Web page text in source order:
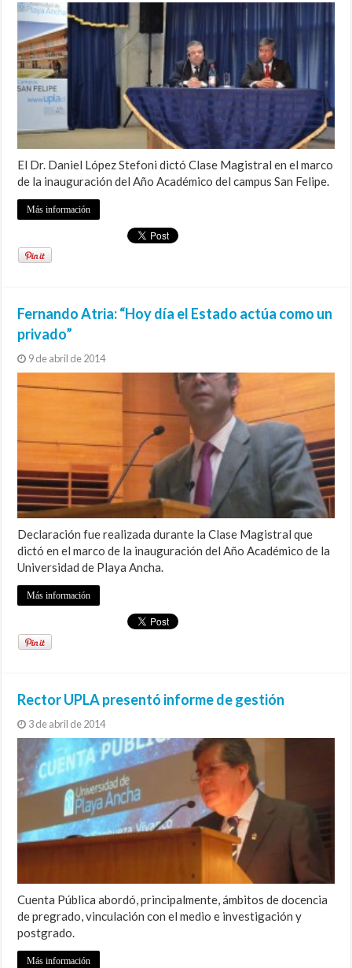
El Dr. Daniel López Stefoni dictó Clase Magistral en el marco
de la inauguración del Año Académico del campus San Felipe.
Más información
Fernando Atria: “Hoy día el Estado actúa como un
privado”
9 de abril de 2014
Declaración fue realizada durante la Clase Magistral que
dictó en el marco de la inauguración del Año Académico de la
Universidad de Playa Ancha.
Más información
Rector UPLA presentó informe de gestión
3 de abril de 2014
Cuenta Pública abordó, principalmente, ámbitos de docencia
de pregrado, vinculación con el medio e investigación y
postgrado.
Más información